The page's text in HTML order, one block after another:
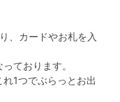
、カードやお札を入
ております。
1つでぶらっとお出